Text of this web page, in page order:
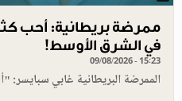
ممرضة بريطانية: أحب
في الشرق الأوسط!
09/08/2026 - 15:23
الممرضة البريطانية غابي